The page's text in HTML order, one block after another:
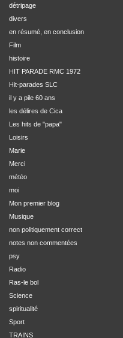
détripage
divers
en résumé, en conclusion
Film
histoire
HIT PARADE RMC 1972
Hit-parades SLC
il y a pile 60 ans
les délires de Cica
Les hits de "papa"
Loisirs
Marie
Merci
météo
moi
Mon premier blog
Musique
non politiquement correct
notes non commentées
psy
Radio
Ras-le bol
Science
spiritualité
Sport
TRAINS